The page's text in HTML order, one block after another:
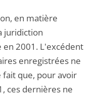
en matière
juridiction
2001. L'excédent
enregistrées ne
que, pour avoir
ces dernières ne